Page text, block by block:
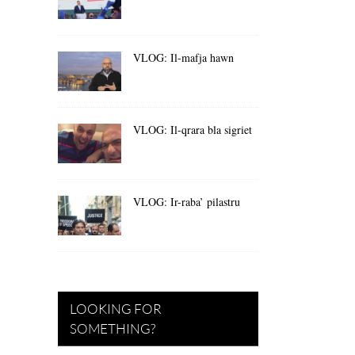
VLOG: Il-mafja hawn
VLOG: Il-qrara bla sigriet
VLOG: Ir-raba’ pilastru
LOOKING FOR
SOMETHING?